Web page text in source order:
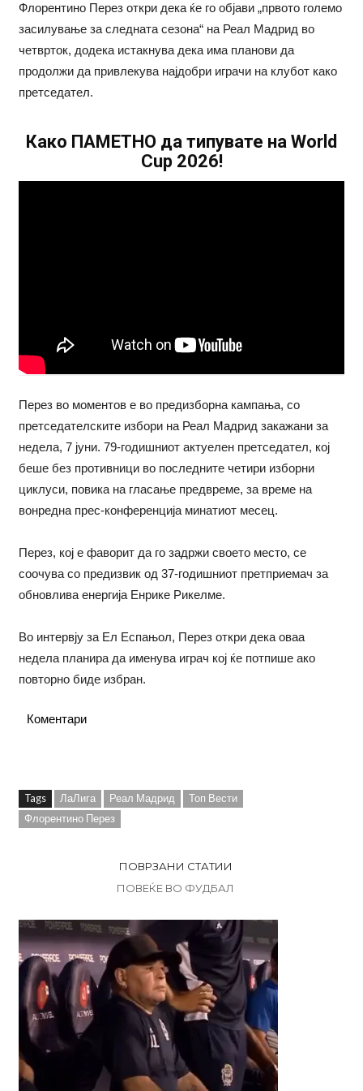
Флорентино Перез откри дека ќе го објави „првото големо
засилување за следната сезона“ на Реал Мадрид во
четврток, додека истакнува дека има планови да
продолжи да привлекува најдобри играчи на клубот како
претседател.
Како ПАМЕТНО да типувате на World
Cup 2026!
Перез во моментов е во предизборна кампања, со
претседателските избори на Реал Мадрид закажани за
недела, 7 јуни. 79-годишниот актуелен претседател, кој
беше без противници во последните четири изборни
циклуси, повика на гласање предвреме, за време на
вонредна прес-конференција минатиот месец.
Перез, кој е фаворит да го задржи своето место, се
соочува со предизвик од 37-годишниот претприемач за
обновлива енергија Енрике Рикелме.
Во интервју за Ел Еспањол, Перез откри дека оваа
недела планира да именува играч кој ќе потпише ако
повторно биде избран.
Коментари
Tags ЛаЛига Реал Мадрид
Топ Вести
Флорентино Перез
ПОВРЗАНИ СТАТИИ
ПОВЕЌЕ ВО ФУДБАЛ